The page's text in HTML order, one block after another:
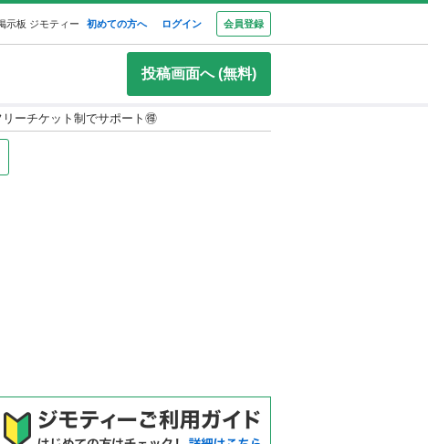
示板 ジモティー 初めての方へ ログイン 会員登録
投稿画面へ (無料)
ーチケット制でサポート🉐